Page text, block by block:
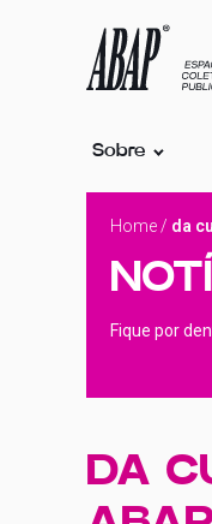
Sobre
Home / da
Fique por
DA